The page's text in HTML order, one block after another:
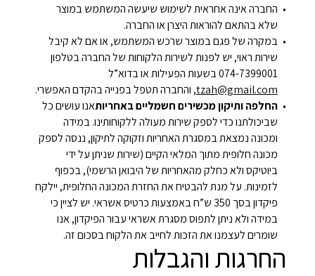
החברה אינה אחראית לשימוש שיעשה המשתמש במוצר
שלא בהתאם להוראות היצרן או החברה.
במקרה של פגם במוצר שרכש המשתמש, או אם לא קיבל
שירות ראוי, יש לפנות לשירות הלקוחות של החברה בטלפון
074-7399001 בשעות הפעילות או בדוא”ל
tzah@gmail.com, והחברה תטפל בפנייה בהקדם האפשרי.
החלפה ותיקון מכשירים חשמליים באחריותאנו עושים כל
שביכולתנו כדי לספק שירות מעולה ללקוחותינו. במידה
ומכונה נמצאת במסגרת האחריות וזקוקה לתיקון, ננסה לספק
מכונה חלופית מתוך המלאי הקיים (שירות שניתן על ידי
ביוטיקס ולא כחלק מהאחריות של היבואן הרשמי), בכפוף
לזמינות. על מנת להבטיח את החזרת המכונה החלופית, יילקח
פיקדון בסך 350 ש”ח באמצעות כרטיס אשראי. יש לציין כי
במידה ולא ניתן לתפוס מסגרת אשראי עבור הפיקדון, אנו
שומרים לעצמנו את הזכות לחייב את הלקוח בסכום זה.
החרגות והגבלות